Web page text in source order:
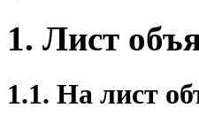
1. Лист
1.1. На лист